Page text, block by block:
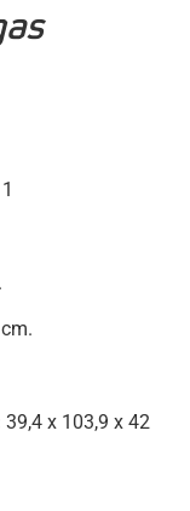
1
39,4 x 103,9 x 42